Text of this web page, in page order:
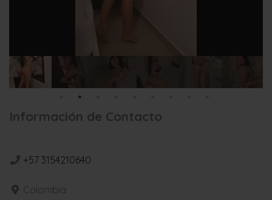
Información de Contacto
+57 3154210640
Colombia